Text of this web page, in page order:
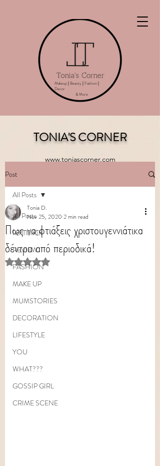
Makeup|Beauty|Fashion|
Decor
& More
TONIA'S CORNER
www.toniascorner.com
Post
All Posts
ΠΕΡΙΠΟΙΗΣΗ
REVIEW
FASHION
MAKE UP
MUMSTORIES
DECORATION
LIFESTYLE
YOU
WHAT???
GOSSIP GIRL
CRIME SCENE
All Posts
Πως να φτιάξεις χριστουγεννιάτικα
δέντρα από περιοδικά!
Tonia D.
Nov 25, 2020 2 min read
Rated NaN out of 5 stars.